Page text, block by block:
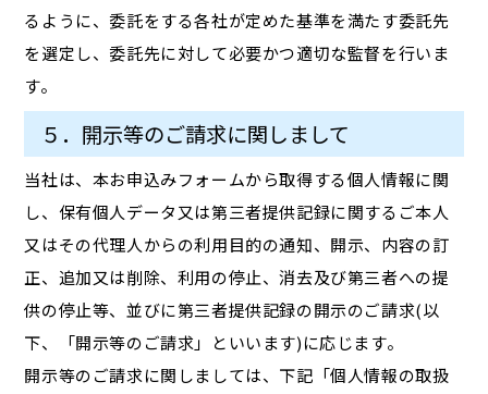
るように、委託をする各社が定めた基準を満たす委託先
を選定し、委託先に対して必要かつ適切な監督を行いま
す。
５．開示等のご請求に関しまして
当社は、本お申込みフォームから取得する個人情報に関
し、保有個人データ又は第三者提供記録に関するご本人
又はその代理人からの利用目的の通知、開示、内容の訂
正、追加又は削除、利用の停止、消去及び第三者への提
供の停止等、並びに第三者提供記録の開示のご請求(以
下、「開示等のご請求」といいます)に応じます。
開示等のご請求に関しましては、下記「個人情報の取扱